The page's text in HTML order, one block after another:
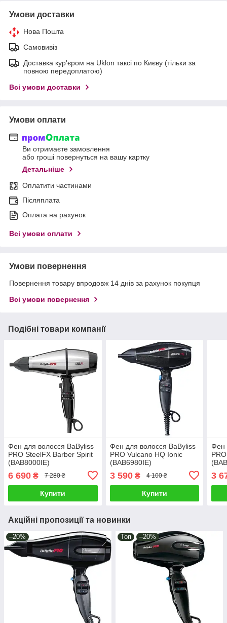
Умови доставки
Нова Пошта
Самовивіз
Доставка кур'єром на Uklon таксі по Києву (тільки за
повною передоплатою)
Всі умови доставки
Умови оплати
Ви отримаєте замовлення
або гроші повернуться на вашу картку
Детальніше
Оплатити частинами
Післяплата
Оплата на рахунок
Всі умови оплати
Умови повернення
Повернення товару впродовж 14 днів за рахунок покупця
Всі умови повернення
Подібні товари компанії
Фен для волосся BaByliss
PRO SteelFX Barber Spirit
(BAB8000IE)
6 690 ₴ 7 280 ₴
Купити
Фен для волосся BaByliss
PRO Vulcano HQ Ionic
(BAB6980IE)
3 590₴ 4 100 ₴
Купити
Фен
3
Акційні пропозиції та новинки
–20% Топ –20%